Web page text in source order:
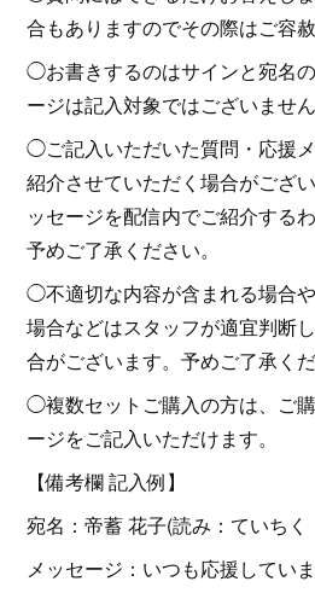
合もありますのでその際はご容赦
◯お書きするのはサインと宛名
ージは記入対象ではございません
◯ご記入いただいた質問・応援
紹介させていただく場合がござ
ッセージを配信内でご紹介する
予めご了承ください。
◯不適切な内容が含まれる場合
場合などはスタッフが適宜判断
合がございます。予めご了承くだ
◯複数セットご購入の方は、ご
ージをご記入いただけます。
【備考欄 記入例】
宛名：帝蓄 花子(読み：ていち
メッセージ：いつも応援していま